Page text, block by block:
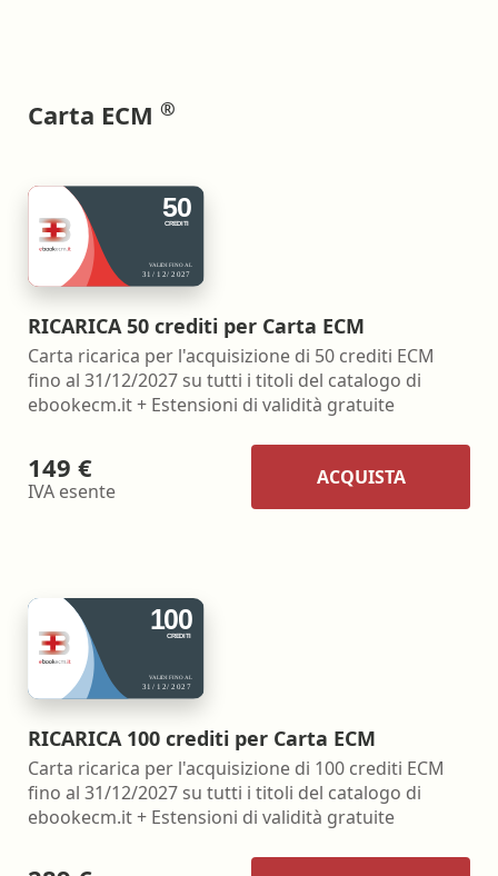
Carta ECM ®
RICARICA 50 crediti per Carta ECM
Carta ricarica per l'acquisizione di 50 crediti ECM
fino al 31/12/2027 su tutti i titoli del catalogo di
ebookecm.it + Estensioni di validità gratuite
149 €
IVA esente
ACQUISTA
RICARICA 100 crediti per Carta ECM
Carta ricarica per l'acquisizione di 100 crediti ECM
fino al 31/12/2027 su tutti i titoli del catalogo di
ebookecm.it + Estensioni di validità gratuite